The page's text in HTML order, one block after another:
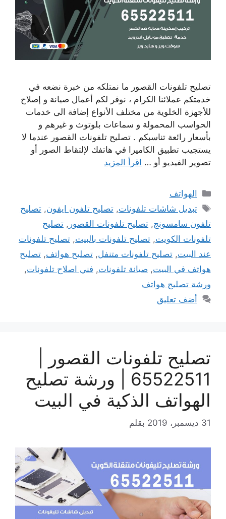
تصليح تلفونات القصور ما نمتلكه من خبرة نضعه في
خدمتكم عملائنا الكرام ، نوفر لكم أعمال صيانة و إصلاح
للأجهزة الخلوية من مختلف الأنواع إضافة الى خدمات
الحواسب المحمولة و سماعات بلوتوث و غيرهم و
بأسعار رائعة تناسبكم . تصليح تلفونات القصور عندما لا
يستجيب تطبيق الكاميرا في هاتفك لإلتقاط الصور أو
تصوير الفيديو أو … اقرأ المزيد
التصنيفات
الهواتف
الوسوم
تبديل شاشات تلفونات,تصليح تلفون ايفون,تصليح
تلفون سامسونج, تصليح تلفونات القصور , تصليح
تلفونات الكويت, تصليح تلفونات بالبيت, تصليح تلفونات
عند البيت, تصليح تلفونات متنفل, تصليح هواتف, تصليح
هواتف في البيت, صيانة تلفونات, فني اصلاح تلفونات,
ورشة تصليح هواتف
أضف تعليق
تصليح تلفونات القصور |
65522511 | ورشة تصليح
الهواتف الذكية في البيت
31 ديسمبر، 2019 بقلم